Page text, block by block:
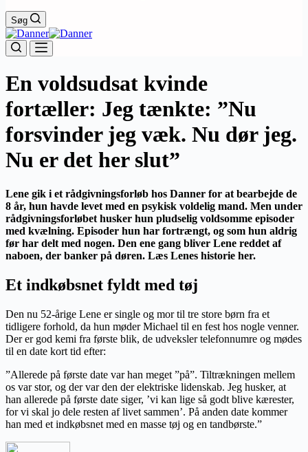
Søg
En voldsudsat kvinde
fortæller: Jeg tænkte: ”Nu
forsvinder jeg væk. Nu dør jeg.
Nu er det her slut”
Lene gik i et rådgivningsforløb hos Danner for at bearbejde de
8 år, hun havde levet med en psykisk voldelig mand. Men under
rådgivningsforløbet husker hun pludselig voldsomme episoder
med kvælning. Episoder hun har fortrængt, og som hun aldrig
før har delt med nogen. Den ene gang bliver Lene reddet af
naboen, der banker på døren. Læs Lenes historie her.
Et indkøbsnet fyldt med tøj
Den nu 52-årige Lene er single og mor til tre store børn fra et
tidligere forhold, da hun møder Michael til en fest hos nogle venner.
Der er god kemi fra første blik, de udveksler telefonnumre og mødes
til en date kort tid efter:
”Allerede på første date var han meget ”på”. Tiltrækningen mellem
os var stor, og der var den der elektriske lidenskab. Jeg husker, at
han allerede på første date siger, ’vi kan lige så godt blive kærester,
for vi skal jo dele resten af livet sammen’. På anden date kommer
han med et indkøbsnet med en masse tøj og en tandbørste.”